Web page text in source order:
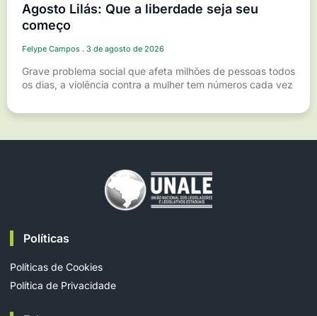
Agosto Lilás: Que a liberdade seja seu
começo
Felype Campos 3 de agosto de 2026
Grave problema social que afeta milhões de pessoas todos
os dias, a violência contra a mulher tem números cada vez
Políticas
Políticas de Cookies
Política de Privacidade